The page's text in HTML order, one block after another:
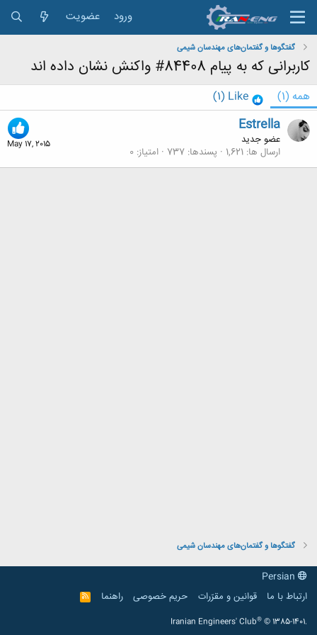
ورود عضویت
گفتگوها و گفتمان‌های مهندسان شیمی
کاربرانی که به پیام 84408# واکنش نشان داده اند
همه (1)
Like
(1)
May 17, 2015
Estrella
عضو جدید
ارسال ها 1,621 پسندها 737 امتیاز 0
گفتگوها و گفتمان‌های مهندسان شیمی
ارتباط با ما
قوانین و مقرّرات حریم خصوصی راهنما
R
S
Iranian Engineers' Club® © 1385-1401.